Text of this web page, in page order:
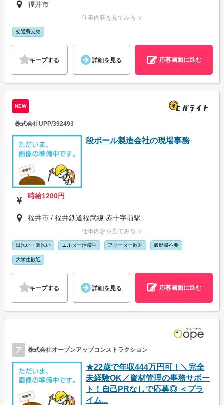
福井市
仕事内容を見てみる ∨
交通費支給
キープする 詳細を見る 応募画面に進む
NEW
株式会社UPP/392493
段ボール製造会社の現場事務
時給1200円
福井市 / 福井鉄道福武線 赤十字前駅
仕事内容を見てみる ∨
日払い・週払い エルダー活躍中 フリーター歓迎 履歴書不要
大学生歓迎
キープする 詳細を見る 応募画面に進む
ア 株式会社オープンアップコンストラクション
★22歳で年収444万円可！＼完全
未経験OK／資材管理の事務サポー
ト！自己PRなしで応募◎ ＜プラ
イム...